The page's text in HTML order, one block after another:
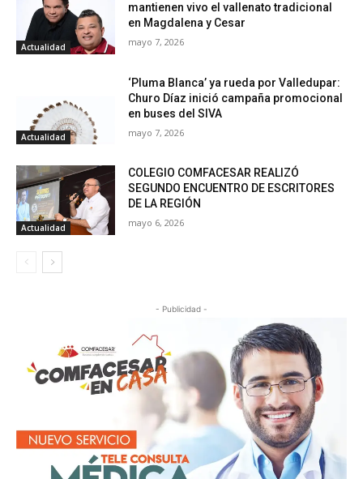
Actualidad
mantienen vivo el vallenato tradicional
en Magdalena y Cesar
mayo 7, 2026
Actualidad
‘Pluma Blanca’ ya rueda por Valledupar:
Churo Díaz inició campaña promocional
en buses del SIVA
mayo 7, 2026
Actualidad
COLEGIO COMFACESAR REALIZÓ
SEGUNDO ENCUENTRO DE ESCRITORES
DE LA REGIÓN
mayo 6, 2026
- Publicidad -